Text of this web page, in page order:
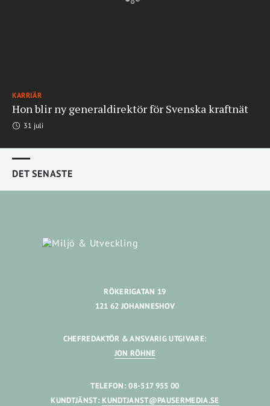
KARRIÄR
Hon blir ny generaldirektör för Svenska kraftnät
31 juli
DET SENASTE
RÖKERIGATAN 19
121 62 JOHANNESHOV
CHEFREDAKTÖR & ANSVARIG UTGIVARE:
JON RÖHNE
TELEFON: 08-517 955 00
KUNDTJÄNST: KUNDTJANST@PAUSERMEDIA.SE